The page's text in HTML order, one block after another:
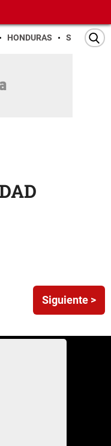
HONDURAS SAN PEDRO
Siguiente >